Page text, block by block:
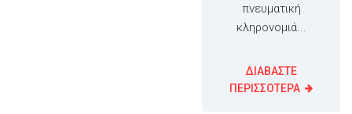
πνευματική
κληρονομιά...
ΔΙΑΒΑΣΤΕ
ΠΕΡΙΣΣΟΤΕΡΑ